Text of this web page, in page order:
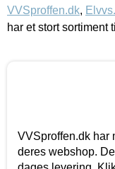
VVSproffen.dk,
har et stort sortiment
VVSproffen.dk har
deres webshop.